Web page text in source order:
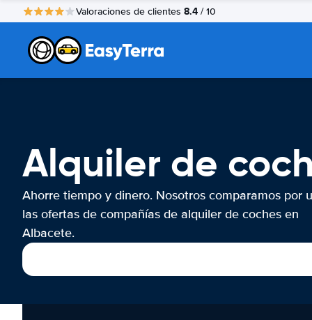
Valoraciones de clientes 8.4 / 10
Alquiler de
Ahorre tiempo y dinero. Nosotros comparamos por
las ofertas de compañías de alquiler de coches en
Albacete.